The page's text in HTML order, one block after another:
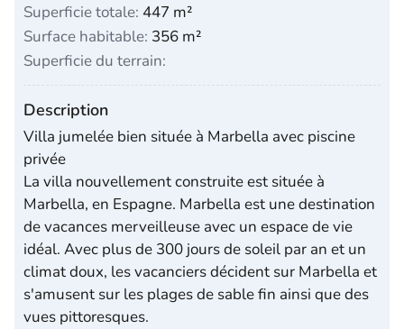
Superficie totale: 447 m²
Surface habitable: 356 m²
Superficie du terrain:
Description
Villa jumelée bien située à Marbella avec piscine
privée
La villa nouvellement construite est située à
Marbella, en Espagne. Marbella est une destination
de vacances merveilleuse avec un espace de vie
idéal. Avec plus de 300 jours de soleil par an et un
climat doux, les vacanciers décident sur Marbella et
s'amusent sur les plages de sable fin ainsi que des
vues pittoresques.